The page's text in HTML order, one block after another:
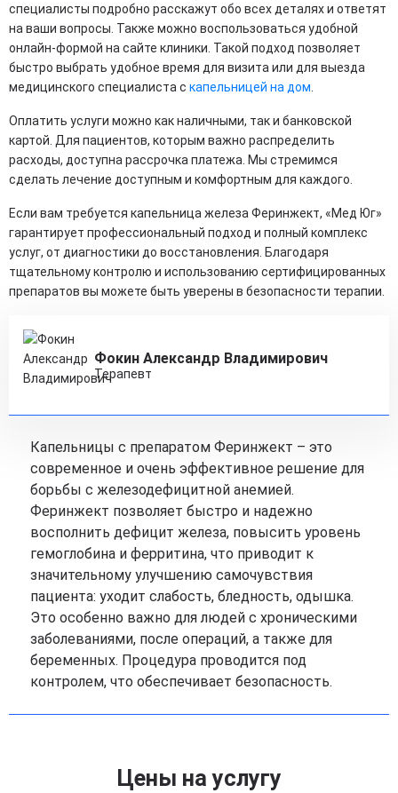
специалисты подробно расскажут обо всех деталях и ответят
на ваши вопросы. Также можно воспользоваться удобной
онлайн-формой на сайте клиники. Такой подход позволяет
быстро выбрать удобное время для визита или для выезда
медицинского специалиста с капельницей на дом.
Оплатить услуги можно как наличными, так и банковской
картой. Для пациентов, которым важно распределить
расходы, доступна рассрочка платежа. Мы стремимся
сделать лечение доступным и комфортным для каждого.
Если вам требуется капельница железа Феринжект, «Мед Юг»
гарантирует профессиональный подход и полный комплекс
услуг, от диагностики до восстановления. Благодаря
тщательному контролю и использованию сертифицированных
препаратов вы можете быть уверены в безопасности терапии.
Фокин Александр Владимирович
Терапевт
Капельницы с препаратом Феринжект – это
современное и очень эффективное решение для
борьбы с железодефицитной анемией.
Феринжект позволяет быстро и надежно
восполнить дефицит железа, повысить уровень
гемоглобина и ферритина, что приводит к
значительному улучшению самочувствия
пациента: уходит слабость, бледность, одышка.
Это особенно важно для людей с хроническими
заболеваниями, после операций, а также для
беременных. Процедура проводится под
контролем, что обеспечивает безопасность.
Цены на услугу